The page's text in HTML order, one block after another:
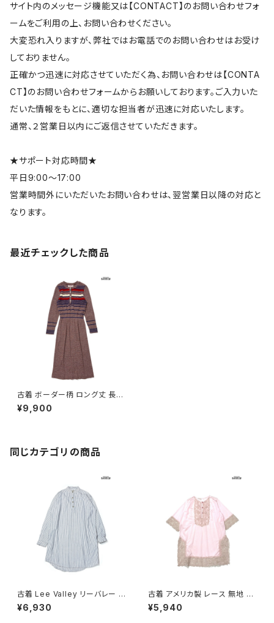
サイト内のメッセージ機能又は【CONTACT】のお問い合わせフォ
ームをご利用の上、お問い合わせください。
大変恐れ入りますが、弊社ではお電話でのお問い合わせはお受け
しておりません。
正確かつ迅速に対応させていただく為、お問い合わせは【CONTA
CT】のお問い合わせフォームからお願いしております。ご入力いた
だいた情報をもとに、適切な担当者が迅速に対応いたします。
通常、２営業日以内にご返信させていただきます。
★サポート対応時間★
平日9:00～17:00
営業時間外にいただいたお問い合わせは、翌営業日以降の対応と
なります。
最近チェックした商品
古着 ボーダー柄 ロング丈 長袖
ニット ワンピース 茶 (otu2510
044)
¥9,900
同じカテゴリの商品
古着 Lee Valley リーバレー ス
トライプ柄 コットン100％ ロン
グ丈 長袖 ワンピース 青 (otu2
¥6,930
古着 アメリカ製 レース 無地 ナ
イロン ミニ丈 七分袖 ワンピー
ス ピンク (otu2602051)
¥5,940